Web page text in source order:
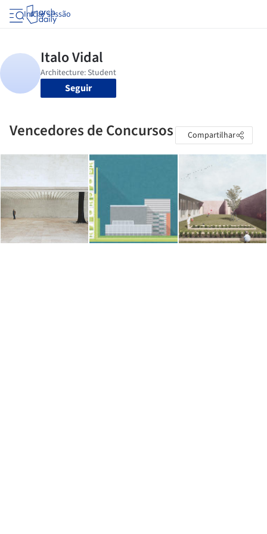
Iniciar sessão
Seguir
Vencedores de Concursos Compartilhar